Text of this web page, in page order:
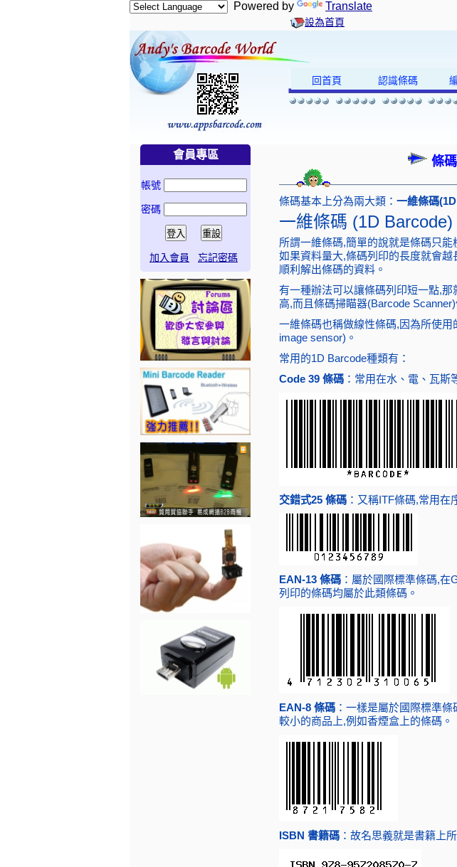
Powered by Translate
設為首頁
回首頁 認識條碼
會員專區
帳號
密碼
加入會員 忘記密碼
條
條碼基本上分為兩大類： 一維條碼
一維條碼 (1D Barcode)
所謂一維條碼,簡單的說就是條碼只
如果資料量大,條碼列印的長度就會
順利解出條碼的資料。
有一種辦法可以讓條碼列印短一點,
高,而且條碼掃瞄器(Barcode
一維條碼也稱做線性條碼,因為所使
image sensor)。
常用的1D Barcode種類有：
Code 39 條碼 ：常用在水、電、瓦斯
交錯式25 條碼 ：又稱ITF條碼,常用在
EAN-13 條碼 ：屬於國際標準條碼,
列印的條碼均屬於此類條碼。
EAN-8 條碼 ：一樣是屬於國際標準
較小的商品上,例如香煙盒上的條碼。
ISBN 書籍碼 ：故名思義就是書籍上